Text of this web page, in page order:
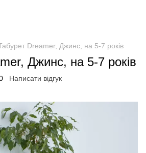
Dreamer, Джинс, на 5-7 років
Джинс, на 5-7 років
Написати відгук